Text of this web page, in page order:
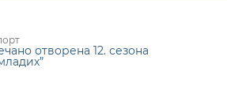
отворена 12. сезона